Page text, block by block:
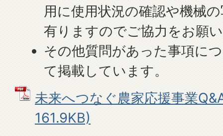
用に使用状況の確認や機械
有りますのでご協力をお願
その他質問があった事項に
て掲載しています。
未来へつなぐ農家応援事業
161.9KB)